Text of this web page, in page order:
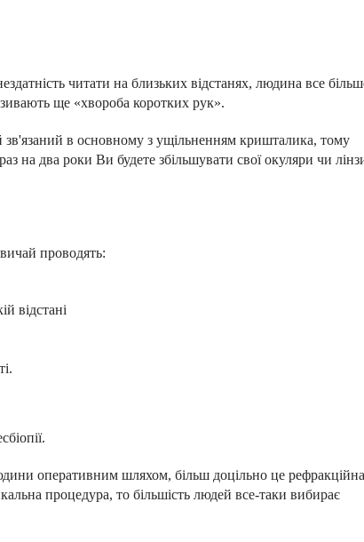
читати на близьких відстанях, людина все
ще «хвороба коротких рук».
зв'язаний в основному з ущільненням кришталика, тому
на два роки Ви будете збільшувати свої окуляри чи
проводять:
відстані
оперативним шляхом, більш доцільно це рефракційна
процедура, то більшість людей все-таки вибирає